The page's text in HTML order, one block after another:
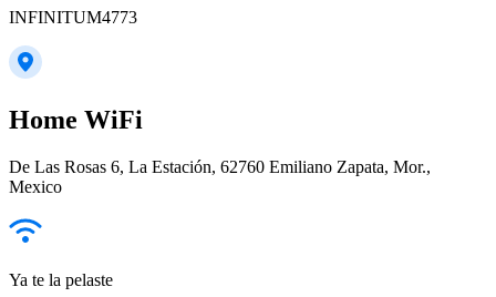
INFINITUM4773
Home WiFi
De Las Rosas 6, La Estación, 62760 Emiliano Zapata, Mor.,
Mexico
Ya te la pelaste